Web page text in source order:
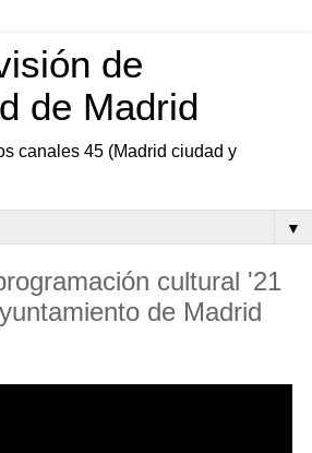
de
de Madrid
canales 45 (Madrid ciudad y
▼
cultural '21
de Madrid